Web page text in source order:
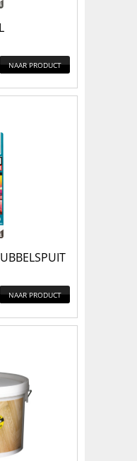
NAAR PRODUCT
NAAR PRODUCT